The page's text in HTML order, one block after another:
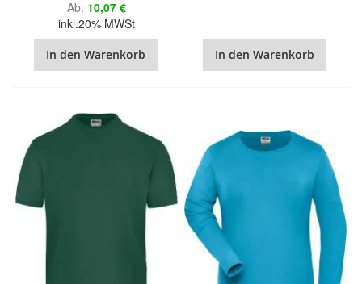
Ab 10,07 €
inkl.20% MWSt
In den Warenkorb In den Warenkorb